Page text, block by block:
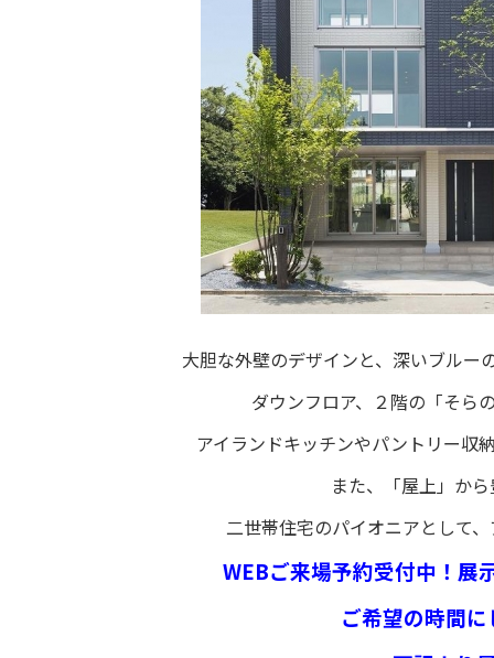
大胆な外壁のデザインと、深いブルー
ダウンフロア、２階の「そら
アイランドキッチンやパントリー収
また、「屋上」か
二世帯住宅のパイオニアとして
WEBご来場予約受付中！展
ご希望の時間